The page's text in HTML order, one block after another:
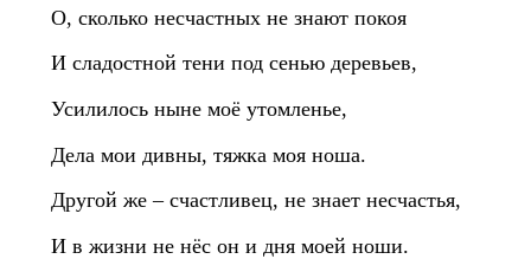
О, сколько несчастных не знают покоя
И сладостной тени под сенью деревьев,
Усилилось ныне моё утомленье,
Дела мои дивны, тяжка моя ноша.
Другой же – счастливец, не знает несчастья,
И в жизни не нёс он и дня моей ноши.